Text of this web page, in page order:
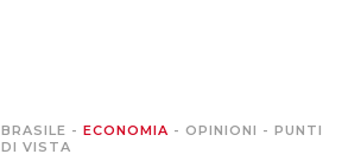
BRASILE - ECONOMIA - OPINIONI - PUNTI
DI VISTA